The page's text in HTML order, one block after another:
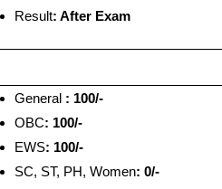
Result: After Exam
General : 100/-
OBC: 100/-
EWS: 100/-
SC, ST, PH, Women: 0/-